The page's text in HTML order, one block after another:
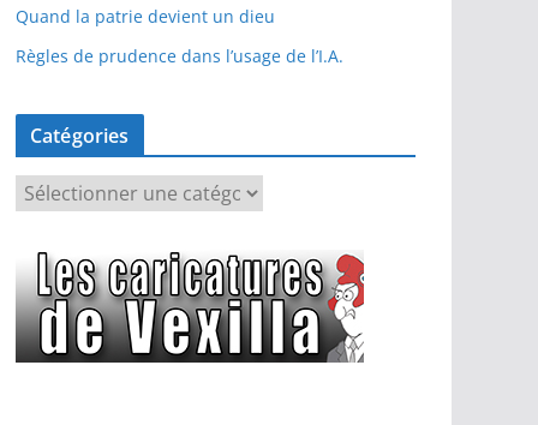
Quand la patrie devient un dieu
Règles de prudence dans l’usage de l’I.A.
Catégories
é
g
o
r